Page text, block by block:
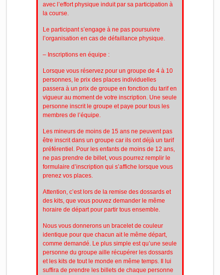
avec l’effort physique induit par sa participation à
la course.
Le participant s’engage à ne pas poursuivre
l’organisation en cas de défaillance physique.
– Inscriptions en équipe :
Lorsque vous réservez pour un groupe de 4 à 10
personnes, le prix des places individuelles
passera à un prix de groupe en fonction du tarif en
vigueur au moment de votre inscription. Une seule
personne inscrit le groupe et paye pour tous les
membres de l’équipe.
Les mineurs de moins de 15 ans ne peuvent pas
être inscrit dans un groupe car ils ont déjà un tarif
préférentiel. Pour les enfants de moins de 12 ans,
ne pas prendre de billet, vous pourrez remplir le
formulaire d’inscription qui s’affiche lorsque vous
prenez vos places.
Attention, c’est lors de la remise des dossards et
des kits, que vous pouvez demander le même
horaire de départ pour partir tous ensemble.
Nous vous donnerons un bracelet de couleur
identique pour que chacun ait le même départ,
comme demandé. Le plus simple est qu’une seule
personne du groupe aille récupérer les dossards
et les kits de tout le monde en même temps. Il lui
suffira de prendre les billets de chaque personne